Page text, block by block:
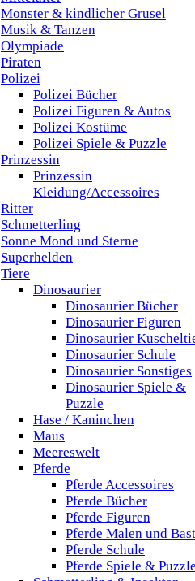
Monster & kindlicher Grusel
Musik & Tanzen
Olympiade
Piraten
Polizei
Polizei Bücher
Polizei Figuren & Autos
Polizei Kostüme
Polizei Spiele & Puzzle
Prinzessin
Prinzessin
Kleidung/Accessoires
Ritter
Schmetterling
Sonne Mond und Sterne
Superhelden
Tiere
Dinosaurier
Dinosaurier Bücher
Dinosaurier Figuren
Dinosaurier
Dinosaurier Schule
Dinosaurier Sonstiges
Dinosaurier Spiele &
Puzzle
Hase / Kaninchen
Maus
Meereswelt
Pferde
Pferde Accessoires
Pferde Bücher
Pferde Figuren
Pferde Malen und
Pferde Schule
Pferde Spiele &